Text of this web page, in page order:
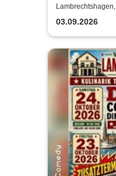
Satire mit
Gemeindezentrum
03.09.2026